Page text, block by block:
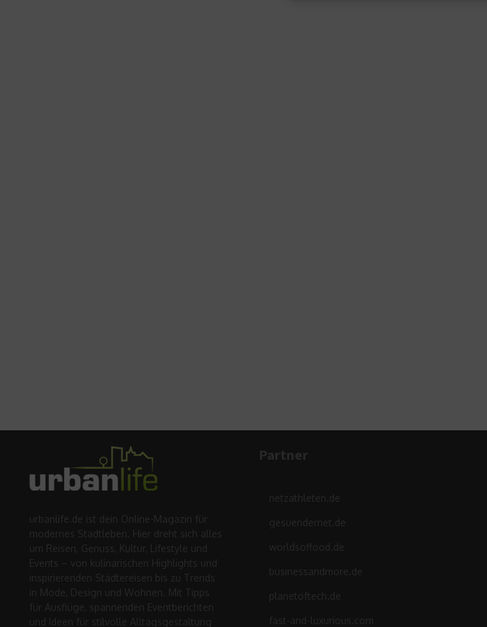
urbanlife.de ist dein Online-Magazin für
modernes Stadtleben. Hier dreht sich alles
um Reisen, Genuss, Kultur, Lifestyle und
Events – von kulinarischen Highlights und
inspirierenden Städtereisen bis zu Trends
in Mode, Design und Wohnen. Mit Tipps
für Ausflüge, spannenden Eventberichten
und Ideen für stilvolle Alltagsgestaltung
Partner
netzathleten.de
gesuendernet.de
worldsoffood.de
businessandmore.de
planetoftech.de
fast-and-luxurious.com